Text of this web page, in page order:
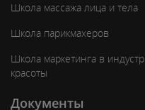
Школа массажа лица и тела
Школа парикмахеров
Школа маркетинга в
красоты
Документы